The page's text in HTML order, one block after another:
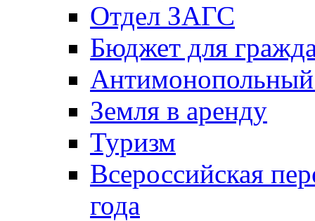
Отдел ЗАГС
Бюджет для
Антимонопольный
Земля в аренду
Туризм
Всероссийская
года